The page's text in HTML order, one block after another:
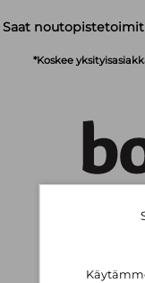
Saat
*Koskee